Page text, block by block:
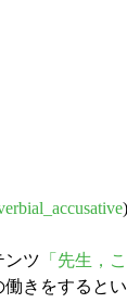
ンツ 「先生，
きをする